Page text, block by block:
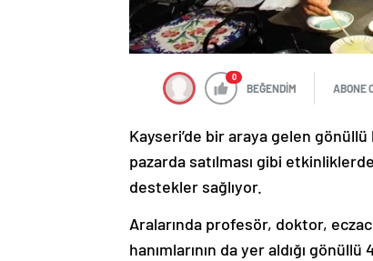
0
BEĞENDİM ABONE
Kayseri’de bir araya gelen
pazarda satılması gibi
destekler sağlıyor.
Aralarında profesör, doktor,
hanımlarının da yer aldığı